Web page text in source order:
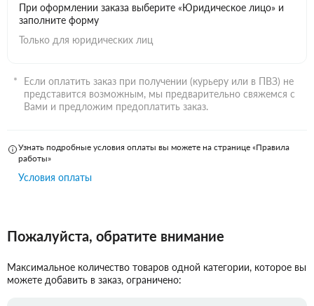
При оформлении заказа выберите «Юридическое лицо» и
заполните форму
Только для юридических лиц
Если оплатить заказ при получении (курьеру или в ПВЗ) не
представится возможным, мы предварительно свяжемся с
Вами и предложим предоплатить заказ.
Узнать подробные условия оплаты вы можете на странице «Правила
работы»
Условия оплаты
Пожалуйста, обратите внимание
Максимальное количество товаров одной категории, которое вы
можете добавить в заказ, ограничено: